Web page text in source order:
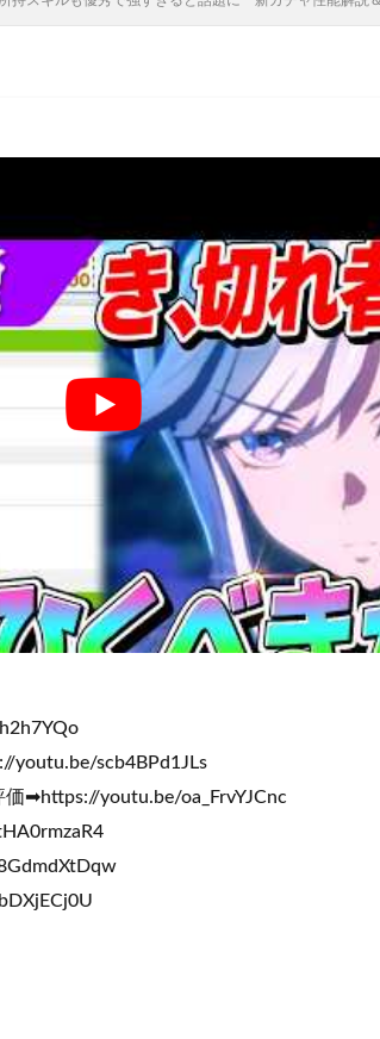
youtu.be/scb4BPd1JLs
➡https://youtu.be/oa_FrvYJCnc